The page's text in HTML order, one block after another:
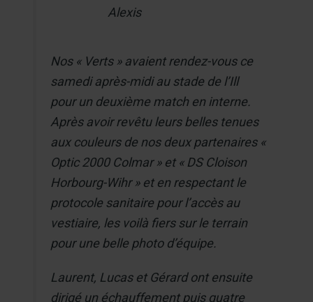
Alexis
Nos « Verts » avaient rendez-vous ce
samedi après-midi au stade de l’Ill
pour un deuxième match en interne.
Après avoir revêtu leurs belles tenues
aux couleurs de nos deux partenaires «
Optic 2000 Colmar » et « DS Cloison
Horbourg-Wihr » et en respectant le
protocole sanitaire pour l’accès au
vestiaire, les voilà fiers sur le terrain
pour une belle photo d’équipe.
Laurent, Lucas et Gérard ont ensuite
dirigé un échauffement puis quatre